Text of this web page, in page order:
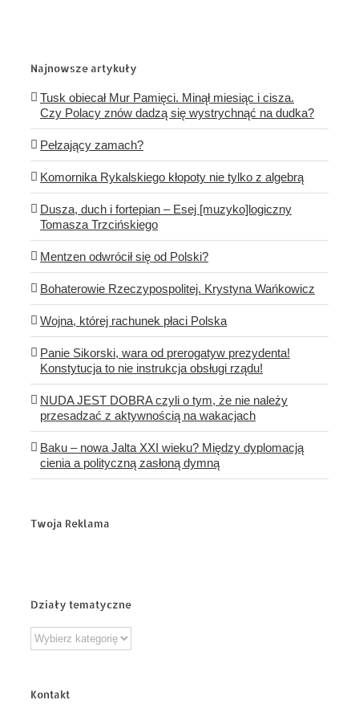
Najnowsze artykuły
Tusk obiecał Mur Pamięci. Minął miesiąc i cisza.
Czy Polacy znów dadzą się wystrychnąć na dudka?
Pełzający zamach?
Komornika Rykalskiego kłopoty nie tylko z algebrą
Dusza, duch i fortepian – Esej [muzyko]logiczny
Tomasza Trzcińskiego
Mentzen odwrócił się od Polski?
Bohaterowie Rzeczypospolitej. Krystyna Wańkowicz
Wojna, której rachunek płaci Polska
Panie Sikorski, wara od prerogatyw prezydenta!
Konstytucja to nie instrukcja obsługi rządu!
NUDA JEST DOBRA czyli o tym, że nie należy
przesadzać z aktywnością na wakacjach
Baku – nowa Jalta XXI wieku? Między dyplomacją
cienia a polityczną zasłoną dymną
Twoja Reklama
Działy tematyczne
Działy
tematyczne
Kontakt